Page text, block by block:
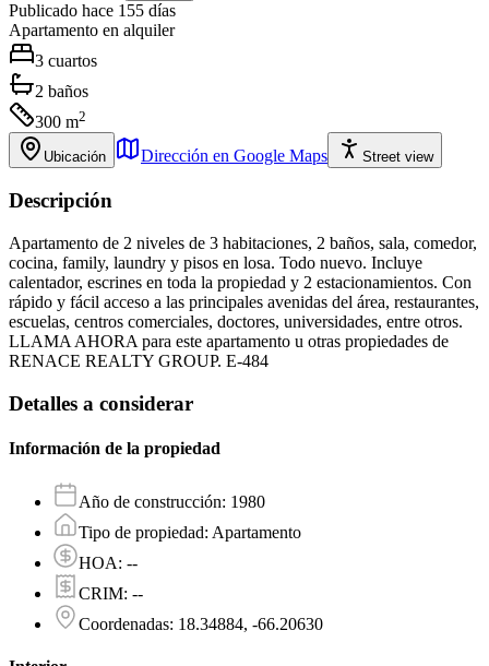
Publicado hace 155 días
Apartamento en alquiler
3 cuartos
2 baños
300 m2
Ubicación Dirección en Google Maps Street view
Descripción
Apartamento de 2 niveles de 3 habitaciones, 2 baños, sala, comedor,
cocina, family, laundry y pisos en losa. Todo nuevo. Incluye
calentador, escrines en toda la propiedad y 2 estacionamientos. Con
rápido y fácil acceso a las principales avenidas del área, restaurantes,
escuelas, centros comerciales, doctores, universidades, entre otros.
LLAMA AHORA para este apartamento u otras propiedades de
RENACE REALTY GROUP. E-484
Detalles a considerar
Información de la propiedad
Año de construcción: 1980
Tipo de propiedad: Apartamento
HOA: --
CRIM: --
Coordenadas: 18.34884, -66.20630